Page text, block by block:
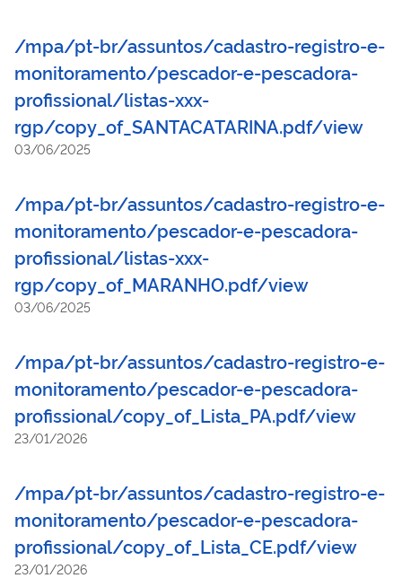
/mpa/pt-br/assuntos/cadastro-registro-e-
monitoramento/pescador-e-pescadora-
profissional/listas-xxx-
rgp/copy_of_SANTACATARINA.pdf/view
03/06/2025
/mpa/pt-br/assuntos/cadastro-registro-e-
monitoramento/pescador-e-pescadora-
profissional/listas-xxx-
rgp/copy_of_MARANHO.pdf/view
03/06/2025
/mpa/pt-br/assuntos/cadastro-registro-e-
monitoramento/pescador-e-pescadora-
profissional/copy_of_Lista_PA.pdf/view
23/01/2026
/mpa/pt-br/assuntos/cadastro-registro-e-
monitoramento/pescador-e-pescadora-
profissional/copy_of_Lista_CE.pdf/view
23/01/2026